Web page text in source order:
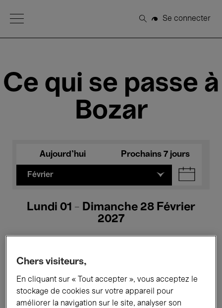
Open Menu
Rechercher
Se connecter
Ce qui se passe à
Bozar
Aujourd'hui Prochains 7 jours
Février
Lundi 01 - Dimanche 28 Février
2027
Tous les événements Concerts
Expositions Films Performances
Chers visiteurs,
En cliquant sur « Tout accepter », vous acceptez le
stockage de cookies sur votre appareil pour
améliorer la navigation sur le site, analyser son